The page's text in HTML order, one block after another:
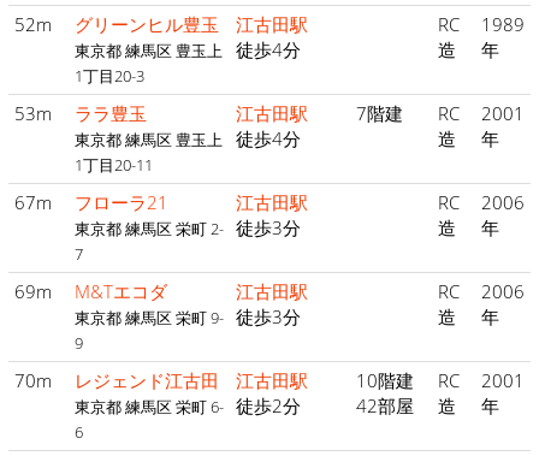
52m グリーンヒル豊玉
東京都 練馬区 豊玉上
1丁目20-3
江古田駅
徒歩4分
RC
造
1989
年
53m ララ豊玉
東京都 練馬区 豊玉上
1丁目20-11
江古田駅
徒歩4分
7階建
RC
造
2001
年
67m フローラ21
東京都 練馬区 栄町 2-
7
江古田駅
徒歩3分
RC
造
2006
年
69m M&Tエコダ
東京都 練馬区 栄町 9-
9
江古田駅
徒歩3分
RC
造
2006
年
70m レジェンド江古田
東京都 練馬区 栄町 6-
6
江古田駅
徒歩2分
10階建
42部屋
RC
造
2001
年